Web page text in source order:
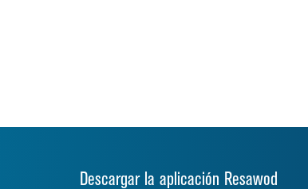
Descargar la aplicación Resawod